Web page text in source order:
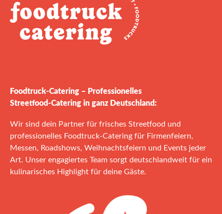
Foodtruck‑Catering – Professionelles
Streetfood‑Catering in ganz Deutschland:
Wir sind dein Partner für frisches Streetfood und
professionelles Foodtruck‑Catering für Firmenfeiern,
Messen, Roadshows, Weihnachtsfeiern und Events jeder
Art. Unser engagiertes Team sorgt deutschlandweit für ein
kulinarisches Highlight für deine Gäste.